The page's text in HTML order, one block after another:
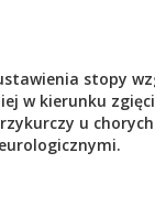
stopy
w kierunku
u chorych